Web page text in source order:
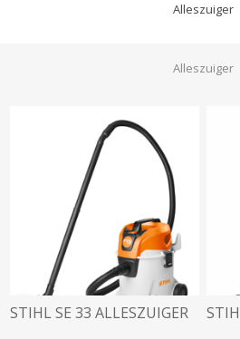
Alleszuiger
Alleszuiger
STIHL SE 33 ALLESZUIGER